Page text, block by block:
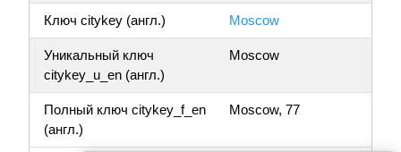
Ключ citykey (англ.) Moscow
Уникальный ключ
citykey_u_en (англ.)
Moscow
Полный ключ citykey_f_en
(англ.)
Moscow, 77